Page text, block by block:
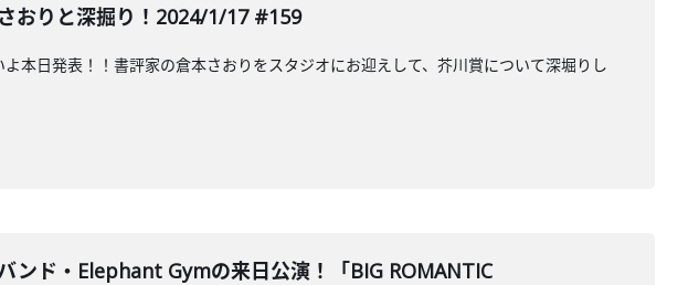
おりと深掘り！2024/1/17 #159
本日発表！！書評家の倉本さおりをスタジオにお迎えして、芥川賞について深堀りし
ンド・Elephant Gymの来日公演！「BIG ROMANTIC